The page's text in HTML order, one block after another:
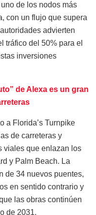
de los nodos más
con un flujo que supera
advierten
tráfico del 50% para el
inversiones
de Alexa es un gran
a Florida’s Turnpike
de carreteras y
viales que enlazan los
y Palm Beach. La
de 34 nuevos puentes,
en sentido contrario y
las obras continúen
de 2031.